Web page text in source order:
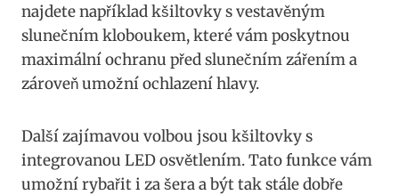
najdete například kšiltovky s ⁤vestavěným
slunečním kloboukem, které vám poskytnou
maximální ochranu ‍před slunečním zářením a
zároveň ​umožní ochlazení hlavy.
Další zajímavou volbou jsou ⁣kšiltovky s
integrovanou⁤ LED‍ osvětlením. Tato funkce vám
umožní rybařit ‌i za šera a být tak stále dobře​